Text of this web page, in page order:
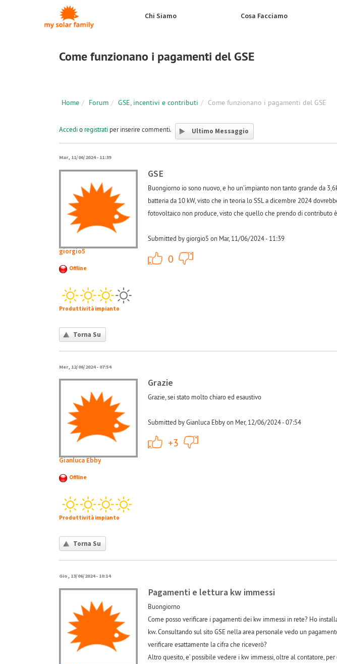
Salta al contenuto principale
Chi Siamo Cosa Facciamo
Come funzionano i pagamenti del GSE
Home Forum GSE, incentivi e contributi Come funzionano i pagamenti del GSE
Accedio registrati per inserire commenti. Ultimo Messaggio
Mar, 11/06/2024 - 11:39
giorgio5
Offline
Produttività impianto
GSE
Buongiorno io sono nuovo, e ho un'impianto non tanto grande da
batteria da 10 kW, visto che in teoria lo SSL a dicembre 2024
fotovoltaico non produce, visto che quello che prendo di contributo
Submitted by giorgio5 on Mar, 11/06/2024 - 11:39
0
Torna Su
Mer, 12/06/2024 - 07:54
Gianluca Ebby
Offline
Produttività impianto
Grazie
Grazie, sei stato molto chiaro ed esaustivo
Submitted by Gianluca Ebby on Mer, 12/06/2024 - 07:54
+1
+3
Torna Su
Gio, 13/06/2024 - 10:14
Pagamenti e lettura kw immessi
Buongiorno
Come posso verificare i pagamenti dei kw immessi in rete? Ho
kw. Consultando sul sito GSE nella area personale vedo un
verificare esattamente la cifra che riceverò?
Altro quesito, e’ possibile vedere i kw immessi, oltre al contatore,